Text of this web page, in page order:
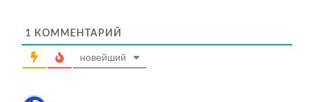
1 КОММЕНТАРИЙ
новейший